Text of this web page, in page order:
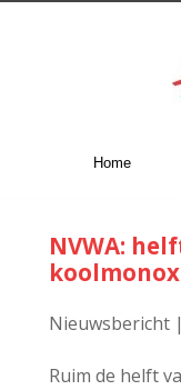
NVWA:
Nieuwsbericht
Ruim de helft